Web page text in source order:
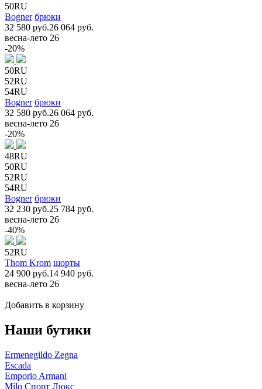
50RU
Bogner брюки
32 580 руб.26 064 руб.
весна-лето 26
-20%
50RU
52RU
54RU
Bogner брюки
32 580 руб.26 064 руб.
весна-лето 26
-20%
48RU
50RU
52RU
54RU
Bogner брюки
32 230 руб.25 784 руб.
весна-лето 26
-40%
52RU
Thom Krom шорты
24 900 руб.14 940 руб.
весна-лето 26
Добавить в корзину
Наши бутики
Ermenegildo Zegna
Escada
Emporio Armani
Milo Спорт Люкс